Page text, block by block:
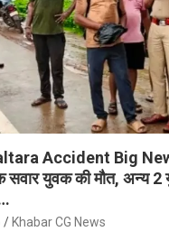
Accident Big
युवक की मौत, अन्य 2
Khabar CG News